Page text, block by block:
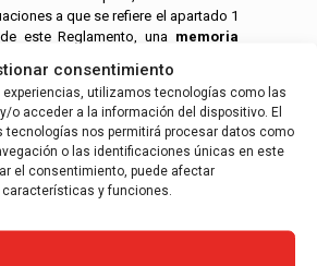
consentimiento
utilizamos tecnologías como las
o acceder a la información del dispositivo. El
nos permitirá procesar datos como
o las identificaciones únicas en este
el consentimiento, puede afectar
y funciones.
a que se refiere el apartado 1
este Reglamento, una memoria
que el beneficiario estéobligado a
por unauditorsometido a la
julio, deauditoría de Cuentas, la
se llevará a cabo por el
que las bases reguladoras prevean
auditor.
el beneficiario no estéobligado a
la designación del